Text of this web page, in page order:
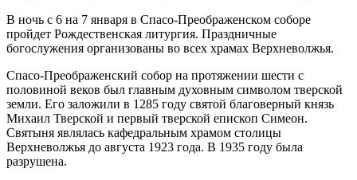
В ночь с 6 на 7 января в Спасо-Преображенском соборе
пройдет Рождественская литургия. Праздничные
богослужения организованы во всех храмах Верхневолжья.
Спасо-Преображенский собор на протяжении шести с
половиной веков был главным духовным символом тверской
земли. Его заложили в 1285 году святой благоверный князь
Михаил Тверской и первый тверской епископ Симеон.
Святыня являлась кафедральным храмом столицы
Верхневолжья до августа 1923 года. В 1935 году была
разрушена.